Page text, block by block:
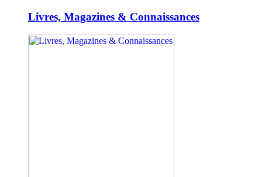
Livres, Magazines & Connaissances